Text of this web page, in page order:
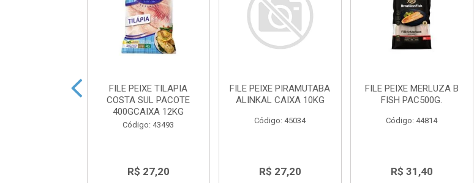
FILE PEIXE TILAPIA
COSTA SUL PACOTE
400GCAIXA 12KG
Código: 43493
R$ 27,20
FILE PEIXE PIRAMUTABA
ALINKAL CAIXA 10KG
Código: 45034
R$ 27,20
FILE PEIXE MERLUZA B
FISH PAC500G.
Código: 44814
R$ 31,40